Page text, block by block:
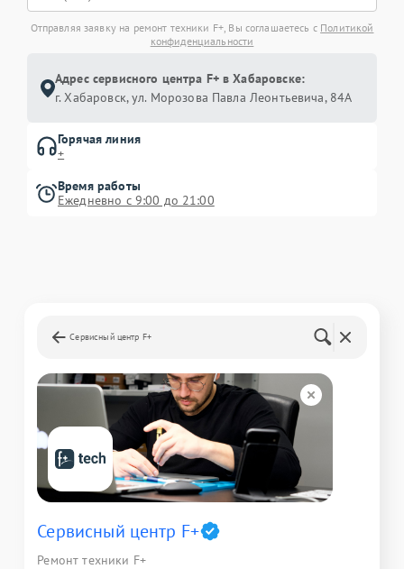
Отправляя заявку на ремонт техники F+, Вы соглашаетесь с Политикой
конфиденциальности
Адрес сервисного центра F+ в Хабаровске:
г. Хабаровск, ул. Морозова Павла Леонтьевича, 84А
Горячая линия
+
Время работы
Ежедневно с 9:00 до 21:00
Сервисный центр F+
Сервисный центр F+
Ремонт техники F+